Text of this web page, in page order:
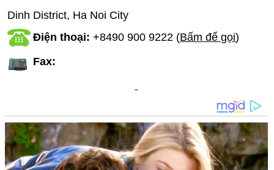
Dinh District, Ha Noi City
Điện thoại:+8490 900 9222 (Bấm để gọi)
Fax: